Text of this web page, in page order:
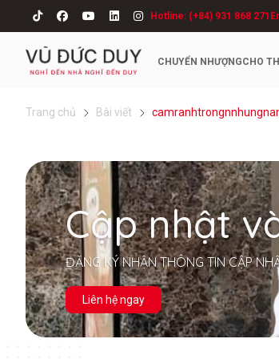
Hotline: (+84) 931 868 271
CHUYỂN NHƯỢNGCHO
Trang chủ Bài viết
Cập nhật
ĐĂNG KÝ NHẬN THÔNG TIN CẬP
Liên hệ ngay